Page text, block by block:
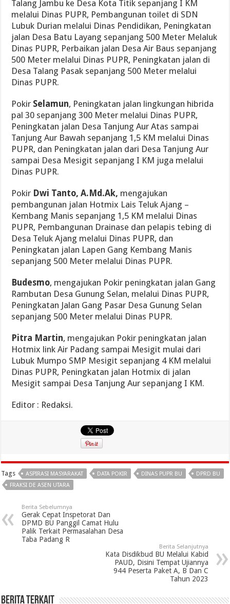
Talang Jambu ke Desa Kota Titik sepanjang I KM
melalui Dinas PUPR, Pembangunan toilet di SDN
Lubuk Durian melalui Dinas Pendidikan, Peningkatan
jalan Desa Batu Layang sepanjang 500 Meter Melaluk
Dinas PUPR, Perbaikan jalan Desa Air Baus sepanjang
500 Meter melalui Dinas PUPR, Peningkatan jalan di
Desa Talang Pasak sepanjang 500 Meter melalui
Dinas PUPR.
Pokir Selamun, Peningkatan jalan lingkungan hibrida
pal 30 sepanjang 300 Meter melalui Dinas PUPR,
Peningkatan jalan Desa Tanjung Aur Atas sampai
Tanjung Aur Bawah sepanjang 1,5 KM melalui Dinas
PUPR, dan Peningkatan jalan dari Desa Tanjung Aur
sampai Desa Mesigit sepanjang I KM juga melalui
Dinas PUPR.
Pokir Dwi Tanto, A.Md.Ak, mengajukan
pembangunan jalan Hotmix Lais Teluk Ajang –
Kembang Manis sepanjang 1,5 KM melalui Dinas
PUPR, Pembangunan Drainase dan pelapis tebing di
Desa Teluk Ajang melalui Dinas PUPR, dan
Peningkatan jalan Lapen Gang Kembang Manis
sepanjang 500 Meter melalui Dinas PUPR.
Budesmo, mengajukan Pokir peningkatan jalan Gang
Rambutan Desa Gunung Selan, melalui Dinas PUPR,
Peningkatan Jalan Gang Pasar Desa Gunung Selan
sepanjang 500 Meter melalui Dinas PUPR.
Pitra Martin, mengajukan Pokir peningkatan jalan
Hotmix link Air Padang sampai Mesigit mulai dari
Lubuk Mumpo SMP Mesigit sepanjang 4 KM melalui
Dinas PUPR, Peningkatan jalan Hotmix di jalan
Mesigit sampai Desa Tanjung Aur sepanjang I KM.
Editor : Redaksi.
Tags ASPIRASI MASYARAKAT DATA POKIR DINAS PUPR BU
DPRD BU
FRAKSI DE ASEN UTARA
Berita Sebelumnya
Gerak Cepat Inspetorat Dan
DPMD BU Panggil Camat Hulu
Palik Terkait Permasalahan Desa
Taba Padang R
Berita Selanjutnya
Kata Disdikbud BU Melalui Kabid
PAUD, Disini Tempat Ujiannya
944 Peserta Paket A, B Dan C
Tahun 2023
Berita Terkait